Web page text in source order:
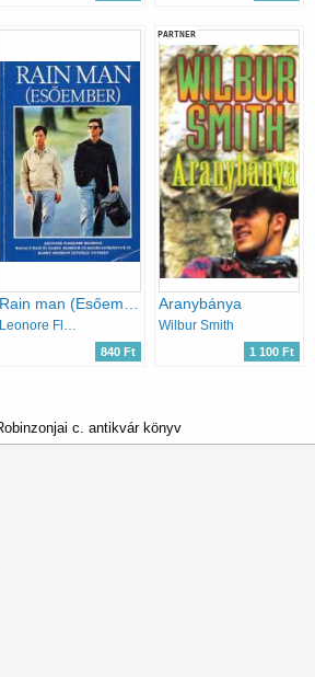
Rain man (Esőember)
Leonore Fleischer
840 Ft
PARTNER
Aranybánya
Wilbur Smith
1 100 Ft
c. antikvár könyv